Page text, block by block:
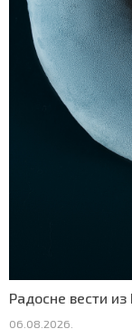
Радосне вести из
06.08.2026.
БИЗНИС